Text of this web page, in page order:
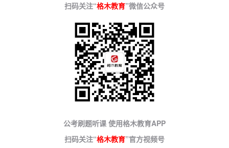
扫码关注“格木教育”微信公众号
公考刷题听课 使用格木教育APP
扫码关注“格木教育”官方视频号